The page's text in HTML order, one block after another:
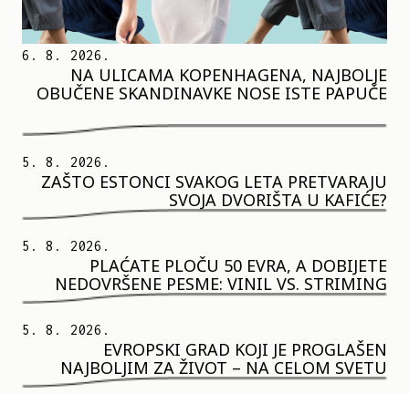
6. 8. 2026.
NA ULICAMA KOPENHAGENA, NAJBOLJE
OBUČENE SKANDINAVKE NOSE ISTE PAPUČE
5. 8. 2026.
ZAŠTO ESTONCI SVAKOG LETA PRETVARAJU
SVOJA DVORIŠTA U KAFIĆE?
5. 8. 2026.
PLAĆATE PLOČU 50 EVRA, A DOBIJETE
NEDOVRŠENE PESME: VINIL VS. STRIMING
5. 8. 2026.
EVROPSKI GRAD KOJI JE PROGLAŠEN
NAJBOLJIM ZA ŽIVOT – NA CELOM SVETU